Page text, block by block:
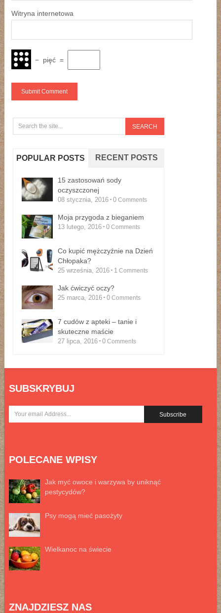
Witryna internetowa
− pięć =
POPULAR POSTS RECENT POSTS
15 zastosowań sody
oczyszczonej
08 stycznia, 2016 0 Comments
Moja przygoda z bieganiem
13 lutego, 2016 0 Comments
Co kupić mężczyźnie na Dzień
Chłopaka?
25 września, 2016 1 Comments
Jak ćwiczyć oczy?
25 marca, 2016 0 Comments
7 cudów z apteki – tanie i
skuteczne maście
27 lipca, 2016 0 Comments
SUBSKRYBUJ
POLECANE WPISY
Jak myć owoce i warzywa by uniknąć
pestycydów?
Psy mogą mieć pasożyty
Wielkanoc na świecie
ZNAJDZIESZ NAS